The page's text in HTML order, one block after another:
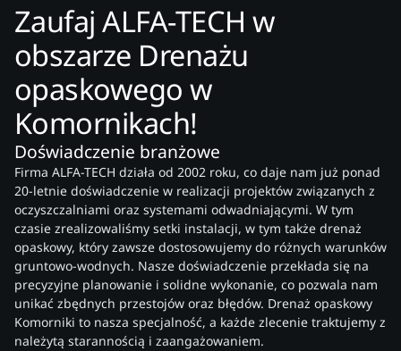
Zaufaj ALFA-TECH w
obszarze Drenażu
opaskowego w
Komornikach!
Doświadczenie branżowe
Firma ALFA-TECH działa od 2002 roku, co daje nam już ponad
20-letnie doświadczenie w realizacji projektów związanych z
oczyszczalniami oraz systemami odwadniającymi. W tym
czasie zrealizowaliśmy setki instalacji, w tym także drenaż
opaskowy, który zawsze dostosowujemy do różnych warunków
gruntowo-wodnych. Nasze doświadczenie przekłada się na
precyzyjne planowanie i solidne wykonanie, co pozwala nam
unikać zbędnych przestojów oraz błędów. Drenaż opaskowy
Komorniki to nasza specjalność, a każde zlecenie traktujemy z
należytą starannością i zaangażowaniem.